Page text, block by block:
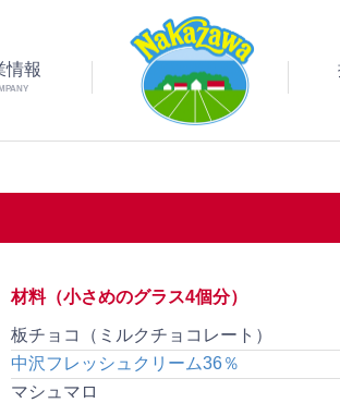
情報
材料（小さめのグラス4個分）
板チョコ（ミルクチョコレート）
中沢フレッシュクリーム36％
マシュマロ